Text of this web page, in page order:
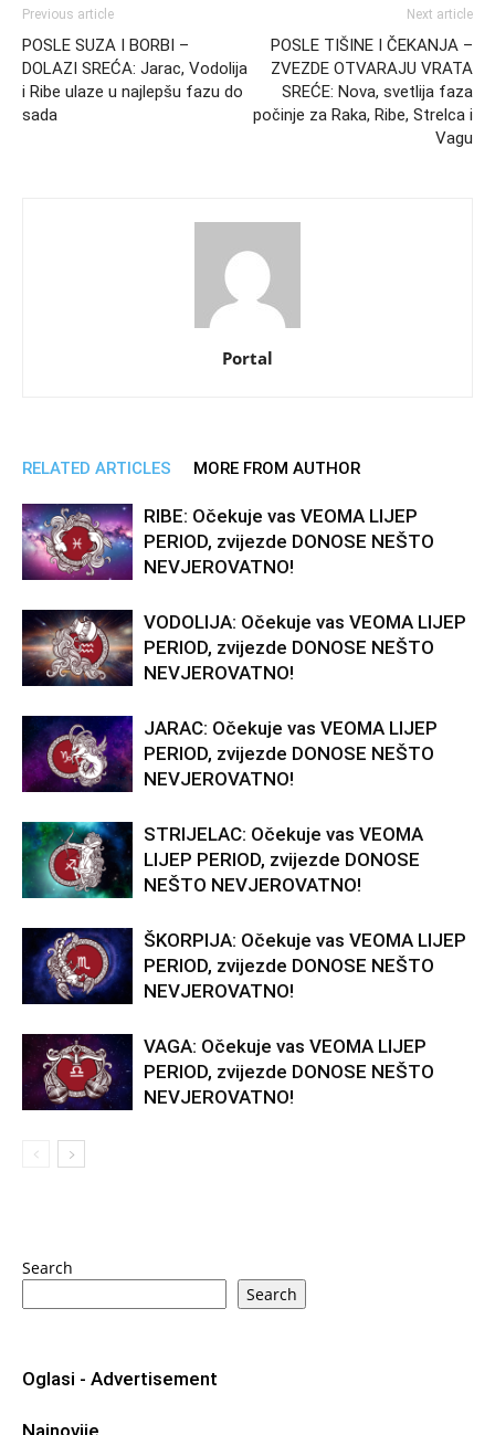
Previous article
POSLE SUZA I BORBI –
DOLAZI SREĆA: Jarac, Vodolija
i Ribe ulaze u najlepšu fazu do
sada
Next article
POSLE TIŠINE I ČEKANJA –
ZVEZDE OTVARAJU VRATA
SREĆE: Nova, svetlija faza
počinje za Raka, Ribe, Strelca i
Vagu
Portal
RELATED ARTICLES MORE FROM AUTHOR
RIBE: Očekuje vas VEOMA LIJEP
PERIOD, zvijezde DONOSE NEŠTO
NEVJEROVATNO!
VODOLIJA: Očekuje vas VEOMA LIJEP
PERIOD, zvijezde DONOSE NEŠTO
NEVJEROVATNO!
JARAC: Očekuje vas VEOMA LIJEP
PERIOD, zvijezde DONOSE NEŠTO
NEVJEROVATNO!
STRIJELAC: Očekuje vas VEOMA
LIJEP PERIOD, zvijezde DONOSE
NEŠTO NEVJEROVATNO!
ŠKORPIJA: Očekuje vas VEOMA LIJEP
PERIOD, zvijezde DONOSE NEŠTO
NEVJEROVATNO!
VAGA: Očekuje vas VEOMA LIJEP
PERIOD, zvijezde DONOSE NEŠTO
NEVJEROVATNO!
Search
Search
Oglasi - Advertisement
Najnovije